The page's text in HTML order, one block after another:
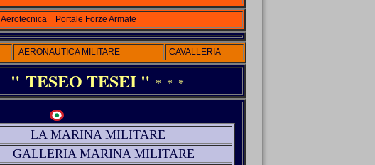
Aerotecnica Portale Forze Armate
AERONAUTICA MILITARE CAVALLERIA
" TESEO TESEI " * * *
LA MARINA MILITARE
GALLERIA MARINA MILITARE